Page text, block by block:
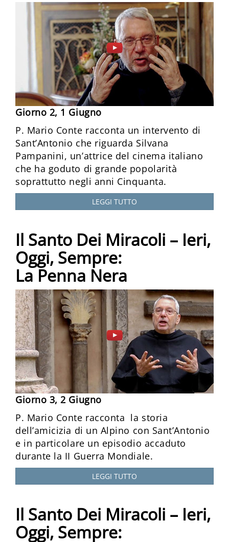
Giorno 2, 1 Giugno
P. Mario Conte racconta un intervento di
Sant’Antonio che riguarda Silvana
Pampanini, un’attrice del cinema italiano
che ha goduto di grande popolarità
soprattutto negli anni Cinquanta.
LEGGI TUTTO
Il Santo Dei Miracoli – Ieri,
Oggi, Sempre:
La Penna Nera
Giorno 3, 2 Giugno
P. Mario Conte racconta la storia
dell’amicizia di un Alpino con Sant’Antonio
e in particolare un episodio accaduto
durante la II Guerra Mondiale.
LEGGI TUTTO
Il Santo Dei Miracoli – Ieri,
Oggi, Sempre: